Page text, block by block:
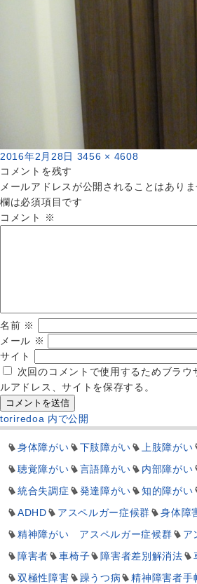
投
稿
日:
2016年2月28日 フ
サ
イ
3456 × 4608
コメントを残す
メールアドレスが公開されることはありま
欄は必須項目です
コメント
※
名前 ※
メール ※
サイト
次回のコメントで使用するためブラウ
ルアドレス、サイトを保存する。
投
稿
ナ
ー
シ
ン
toriredoa 内で公開
身体障がい 下肢障がい 上肢障がい
聴覚障がい
言語障がい 内部障がい
統合失調症
発達障がい 知的障がい
ADHD
アスペルガー症候群
身体障
精神障がい アスペルガー症候群
ア
障害者
車椅子 障害者差別解消法
双極性障害
躁うつ病 精神障害者手